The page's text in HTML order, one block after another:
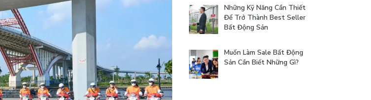
Những Kỹ Năng Cần Thiết
Để Trở Thành Best Seller
Bất Động Sản
Muốn Làm Sale Bất Động
Sản Cần Biết Những Gì?